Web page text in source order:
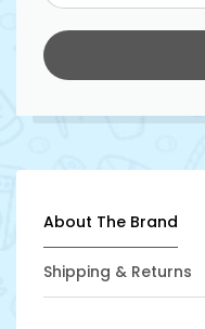
About The Brand
Shipping & Returns